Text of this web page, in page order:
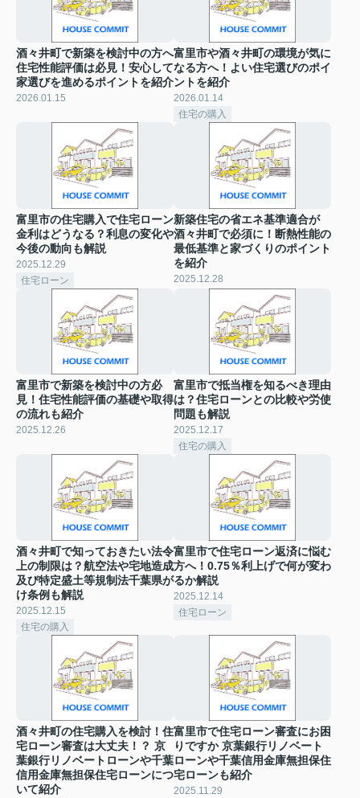
酒々井町で新築を検討中の方へ
住宅性能評価は必見！安心して
家選びを進めるポイントを紹介
2026.01.15
富里市や酒々井町の環境が気に
なる方へ！よい住宅選びのポイ
ントを紹介
2026.01.14
住宅の購入
富里市の住宅購入で住宅ローン
金利はどうなる？利息の変化や
今後の動向も解説
2025.12.29
住宅ローン
新築住宅の省エネ基準適合が
酒々井町で必須に！断熱性能の
最低基準と家づくりのポイント
を紹介
2025.12.28
富里市で新築を検討中の方必
見！住宅性能評価の基礎や取得
の流れも紹介
2025.12.26
富里市で抵当権を知るべき理由
は？住宅ローンとの比較や労使
問題も解説
2025.12.17
住宅の購入
酒々井町で知っておきたい法令
上の制限は？航空法や宅地造成
及び特定盛土等規制法千葉県が
け条例も解説
2025.12.15
住宅の購入
富里市で住宅ローン返済に悩む
方へ！0.75％利上げで何が変わ
るか解説
2025.12.14
住宅ローン
酒々井町の住宅購入を検討！住
宅ローン審査は大丈夫！？ 京
葉銀行リノベートローンや千葉
信用金庫無担保住宅ローンにつ
いて紹介
富里市で住宅ローン審査にお困
りですか 京葉銀行リノベート
ローンや千葉信用金庫無担保住
宅ローンも紹介
2025.11.29